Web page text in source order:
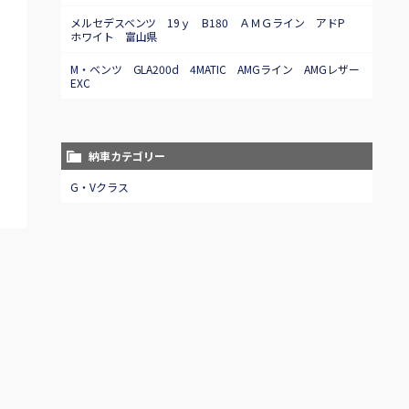
メルセデスベンツ 19ｙ B180 ＡＭＧライン アドP
ホワイト 富山県
M・ベンツ GLA200d 4MATIC AMGライン AMGレザー
EXC
納車カテゴリー
G・Vクラス